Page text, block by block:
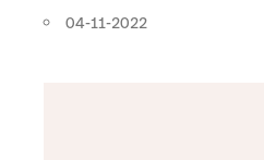
04-11-2022